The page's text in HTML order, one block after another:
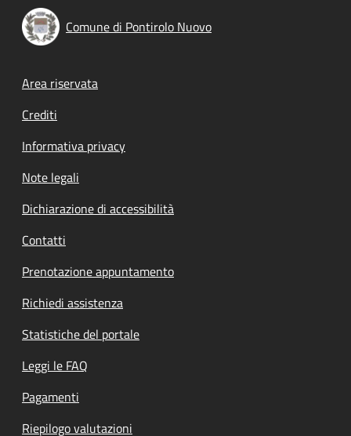
Comune di Pontirolo Nuovo
Footer menu
Area riservata
Crediti
Informativa privacy
Note legali
Dichiarazione di accessibilità
Contatti
Prenotazione appuntamento
Richiedi assistenza
Statistiche del portale
Leggi le FAQ
Pagamenti
Riepilogo valutazioni